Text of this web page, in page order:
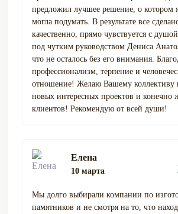
предложил лучшее решение, о котором
могла подумать. В результате все
качественно, прямо чувствуется с
под чутким руководством Дениса
что не осталось без его внимания.
профессионализм, терпение и
отношение! Желаю Вашему коллективу
новых интересных проектов и конечно
клиентов! Рекомендую от всей души!
Елена
10 марта
Мы долго выбирали компании по
памятников и не смотря на то, что